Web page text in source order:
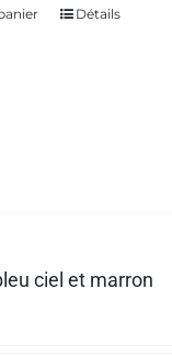
Détails
ciel et marron